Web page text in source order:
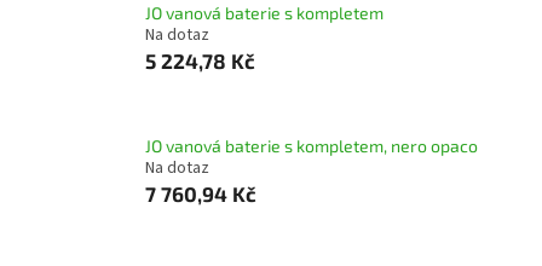
JO vanová baterie s kompletem
Na dotaz
5 224,78 Kč
JO vanová baterie s kompletem, nero opaco
Na dotaz
7 760,94 Kč